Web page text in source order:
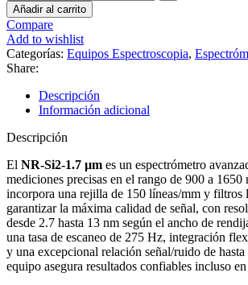
Añadir al carrito
Compare
Add to wishlist
Categorías: Equipos Espectroscopia,
Share:
Descripción
Información adicional
Descripción
El NR-Si2-1.7 µm es un espectrómetro
mediciones precisas en el rango de 900 a 1650
incorpora una rejilla de 150 líneas/mm y filtros
garantizar la máxima calidad de señal, con
desde 2.7 hasta 13 nm según el ancho de
una tasa de escaneo de 275 Hz, integración
y una excepcional relación señal/ruido de hasta
equipo asegura resultados confiables incluso